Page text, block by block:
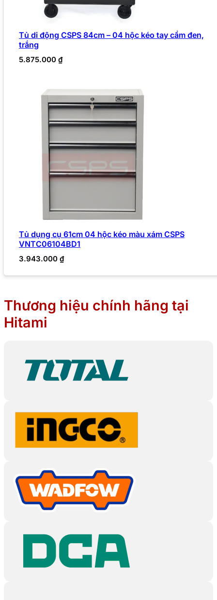
Tủ di động CSPS 84cm – 04 hộc kéo tay cầm đen,
trắng
5.875.000 ₫
Tủ dụng cụ 61cm 04 hộc kéo màu xám CSPS
VNTC06104BD1
3.943.000 ₫
Thương hiệu chính hãng tại
Hitami